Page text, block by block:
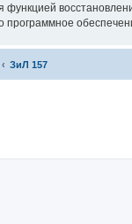
функцией
программное
ЗиЛ 157